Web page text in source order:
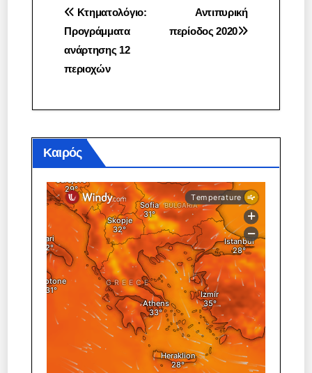
Πλοήγηση
άρθρων
Αντιπυρική
περίοδος 2020
Κτηματολόγιο:
Προγράμματα
ανάρτησης 12
περιοχών
Καιρός